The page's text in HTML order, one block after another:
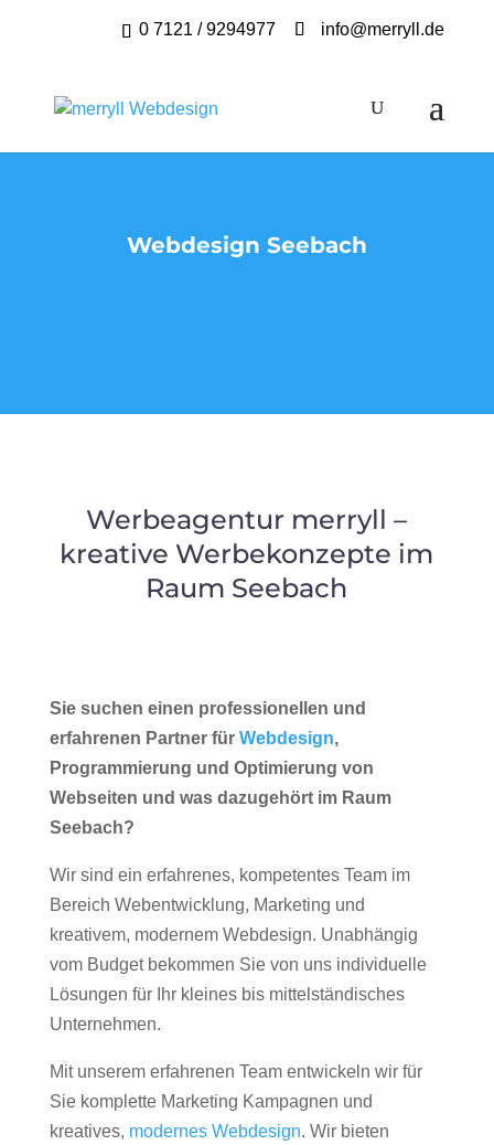
0 7121 / 9294977 info@merryll.de
Webdesign Seebach
Werbeagentur merryll –
kreative Werbekonzepte im
Raum Seebach
Sie suchen einen professionellen und
erfahrenen Partner für Webdesign,
Programmierung und Optimierung von
Webseiten und was dazugehört im Raum
Seebach?
Wir sind ein erfahrenes, kompetentes Team im
Bereich Webentwicklung, Marketing und
kreativem, modernem Webdesign. Unabhängig
vom Budget bekommen Sie von uns individuelle
Lösungen für Ihr kleines bis mittelständisches
Unternehmen.
Mit unserem erfahrenen Team entwickeln wir für
Sie komplette Marketing Kampagnen und
kreatives, modernes Webdesign. Wir bieten